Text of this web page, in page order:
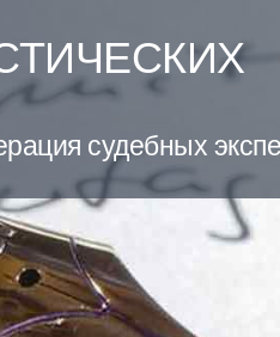
судебных